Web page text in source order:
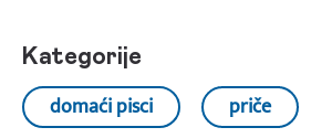
Kategorije
domaći pisci priče